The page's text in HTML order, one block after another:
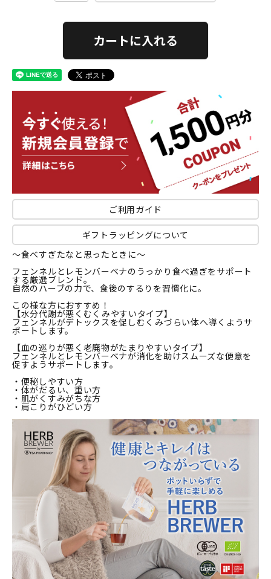
カートに入れる
ご利用ガイド
ギフトラッピングについて
～食べすぎたなと思ったときに～
フェンネルとレモンバーベナのうっかり食べ過ぎをサポート
する厳選ブレンド。
自然のハーブの力で、食後のするりを習慣化に。
この様な方におすすめ！
【水分代謝が悪くむくみやすいタイプ】
フェンネルがデトックスを促しむくみづらい体へ導くようサ
ポートします。
【血の巡りが悪く老廃物がたまりやすいタイプ】
フェンネルとレモンバーベナが消化を助けスムーズな便意を
促すようサポートします。
・便秘しやすい方
・体がだるい、重い方
・肌がくすみがちな方
・肩こりがひどい方